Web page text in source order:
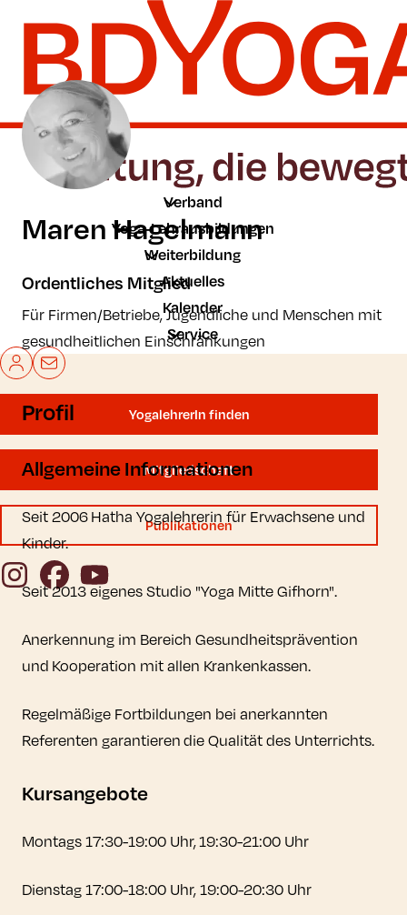
Zum Hauptinhalt der Seite springen
Zur Startseite navigieren
Verband
Yoga-Lehrausbildungen
Weiterbildung
Aktuelles
Kalender
Service
Mein BDYoga
Kontakt
YogalehrerIn finden
Mitgliedschaft
Publikationen
InstagramFacebook
YouTube
Maren Hagelmann
Ordentliches Mitglied
Für Firmen/Betriebe, Jugendliche und Menschen mit
gesundheitlichen Einschränkungen
Profil
Allgemeine Informationen
Seit 2006 Hatha Yogalehrerin für Erwachsene und
Kinder.
Seit 2013 eigenes Studio "Yoga Mitte Gifhorn".
Anerkennung im Bereich Gesundheitsprävention
und Kooperation mit allen Krankenkassen.
Regelmäßige Fortbildungen bei anerkannten
Referenten garantieren die Qualität des Unterrichts.
Kursangebote
Montags 17:30-19:00 Uhr, 19:30-21:00 Uhr
Dienstag 17:00-18:00 Uhr, 19:00-20:30 Uhr